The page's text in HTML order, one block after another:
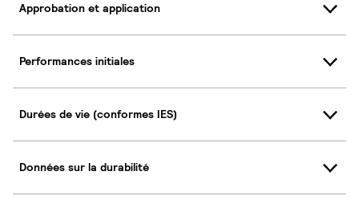
Approbation et application
Performances initiales
Durées de vie (conformes IES)
Données sur la durabilité